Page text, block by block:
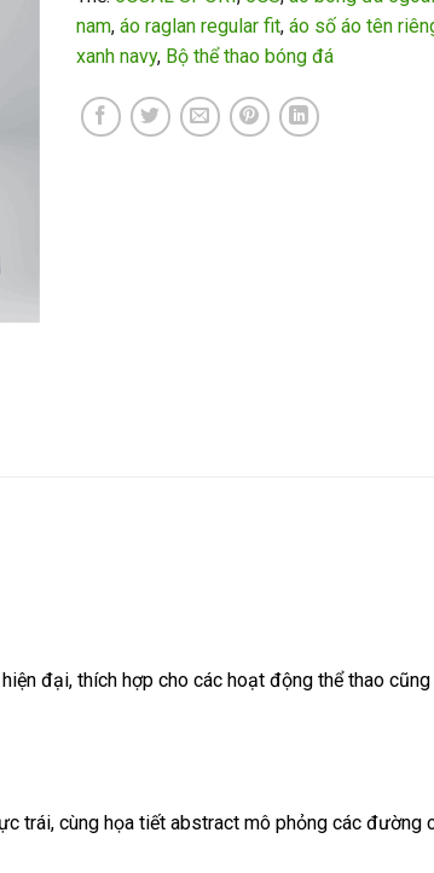
nam, áo raglan regular fit, áo số áo tên
xanh navy, Bộ thể thao bóng đá
đại, thích hợp cho các hoạt động thể thao
trái, cùng họa tiết abstract mô phỏng các